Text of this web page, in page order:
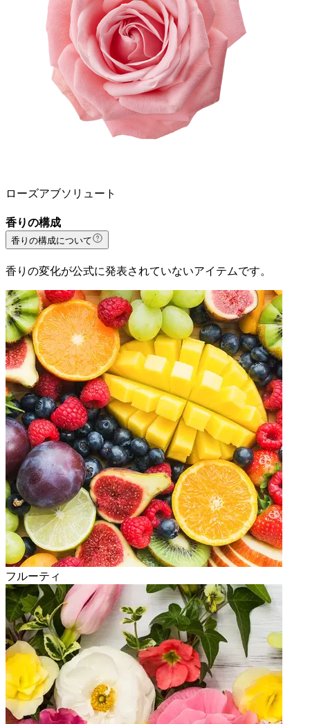
ローズアブソリュート
香りの構成
香りの構成について
香りの変化が公式に発表されていないアイテムです。
フルーティ